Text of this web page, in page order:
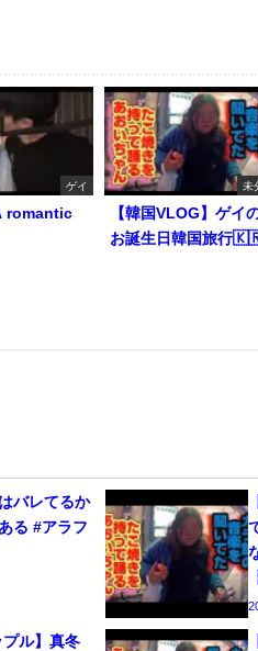
ゲイ
romantic
未
【韓国VLOG】ゲイ
お誕生日韓国旅行
バレてるか
る #アラフ
プル】真冬